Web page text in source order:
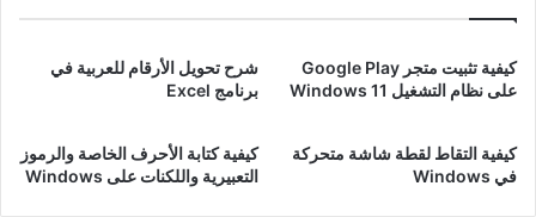
كيفية تثبيت متجر Google Play
على نظام التشغيل Windows 11
شرح تحويل الأرقام للعربية في
برنامج Excel
كيفية التقاط لقطة شاشة متحركة
في Windows
كيفية كتابة الأحرف الخاصة والرموز
التعبيرية واللكنات على Windows